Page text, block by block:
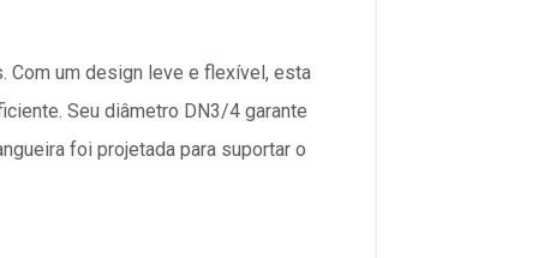
Com um design leve e flexível, esta
Seu diâmetro DN3/4 garante
foi projetada para suportar o